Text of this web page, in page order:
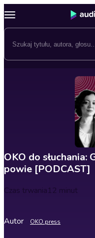
OKO do
powie [PODCAST]
Czas trwania12 minut
Autor OKO.press